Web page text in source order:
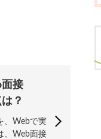
接
？
、Webで実
、Web面接